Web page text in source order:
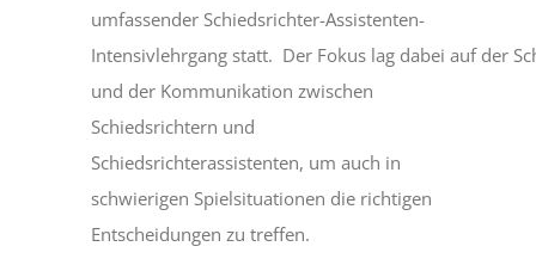
umfassender Schiedsrichter-Assistenten-
Intensivlehrgang statt. Der Fokus lag dabei auf der
und der Kommunikation zwischen
Schiedsrichtern und
Schiedsrichterassistenten, um auch in
schwierigen Spielsituationen die richtigen
Entscheidungen zu treffen.